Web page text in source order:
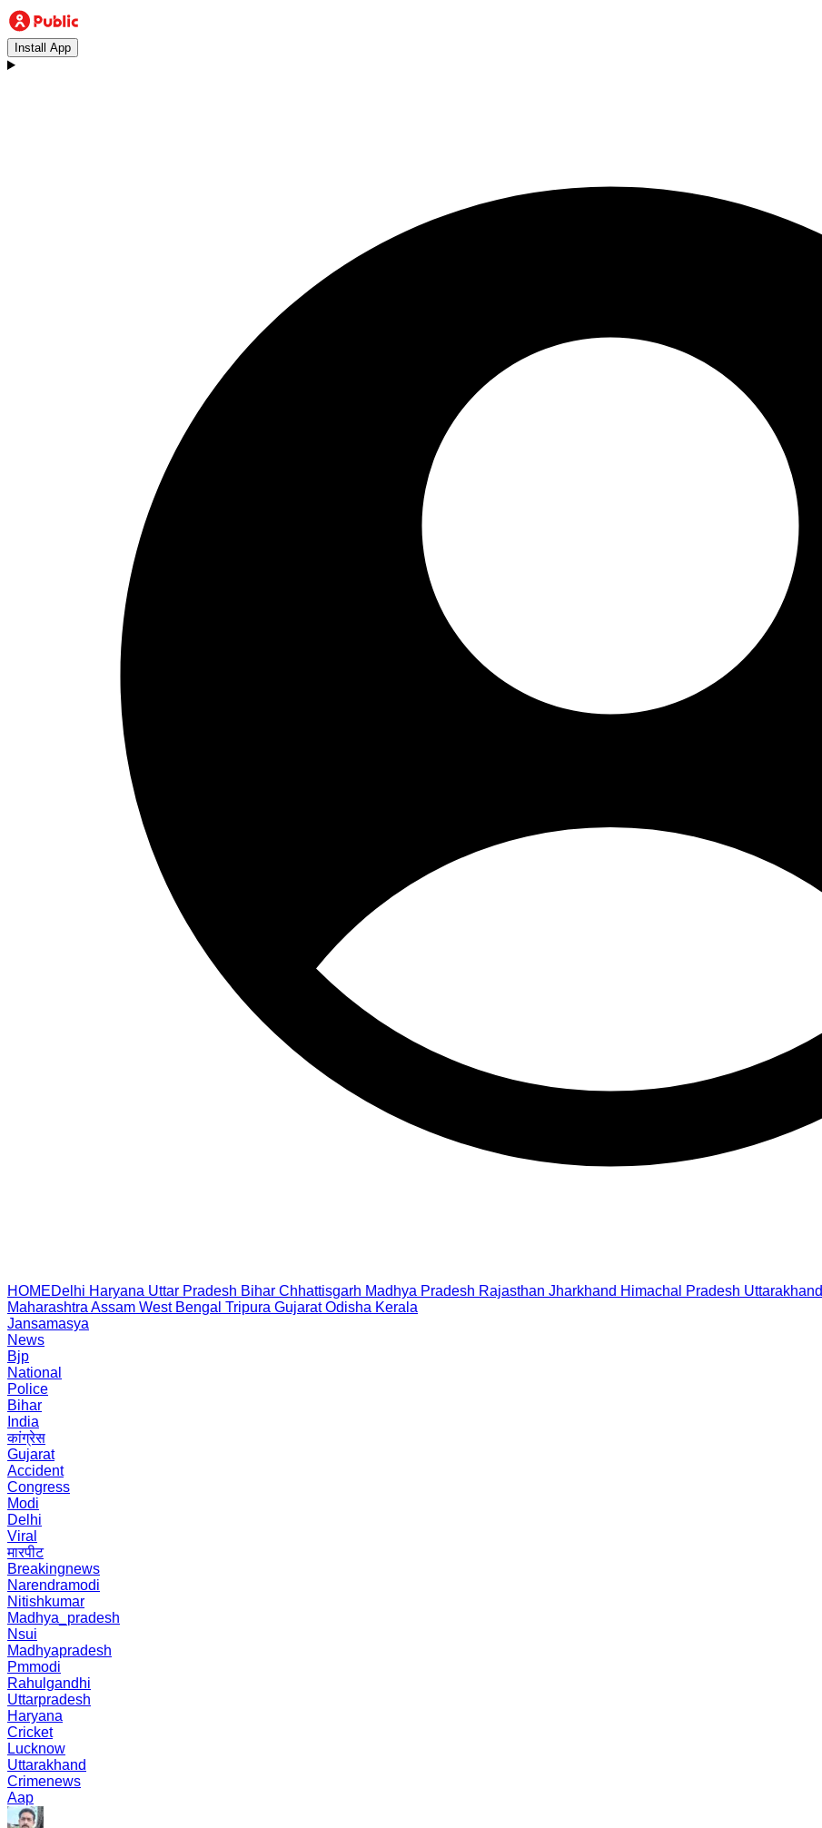
Install App
HOMEDelhi Haryana Uttar Pradesh Bihar Chhattisgarh Madhya Pradesh Rajasthan Jharkhand Himachal Pradesh Uttarakhand
Maharashtra Assam West Bengal Tripura Gujarat Odisha Kerala
Jansamasya
News
Bjp
National
Police
Bihar
India
कांग्रेस
Gujarat
Accident
Congress
Modi
Delhi
Viral
मारपीट
Breakingnews
Narendramodi
Nitishkumar
Madhya_pradesh
Nsui
Madhyapradesh
Pmmodi
Rahulgandhi
Uttarpradesh
Haryana
Cricket
Lucknow
Uttarakhand
Crimenews
Aap